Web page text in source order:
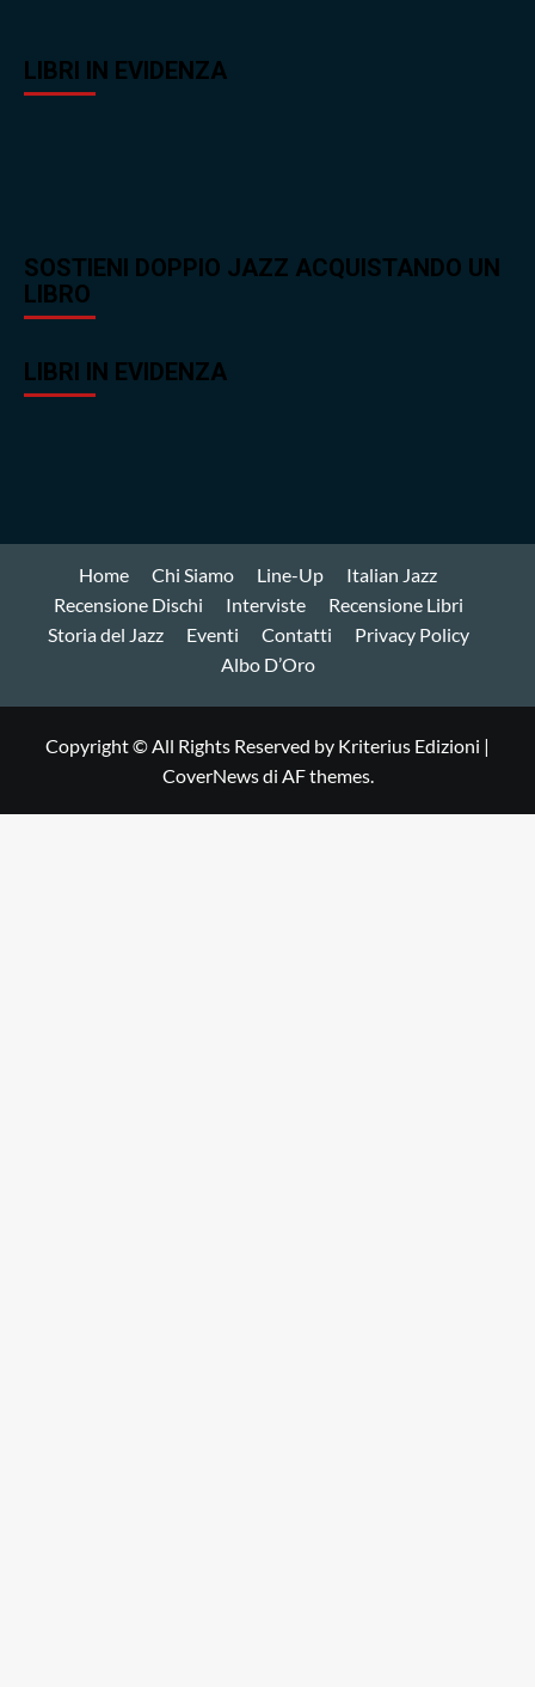
LIBRI IN EVIDENZA
SOSTIENI DOPPIO JAZZ ACQUISTANDO UN
LIBRO
LIBRI IN EVIDENZA
Home Chi Siamo Line-Up
Italian Jazz
Recensione Dischi
Interviste
Recensione Libri
Storia del Jazz
Eventi Contatti
Privacy Policy
Albo D’Oro
Copyright © All Rights Reserved by Kriterius Edizioni |
CoverNewsdi AF themes.